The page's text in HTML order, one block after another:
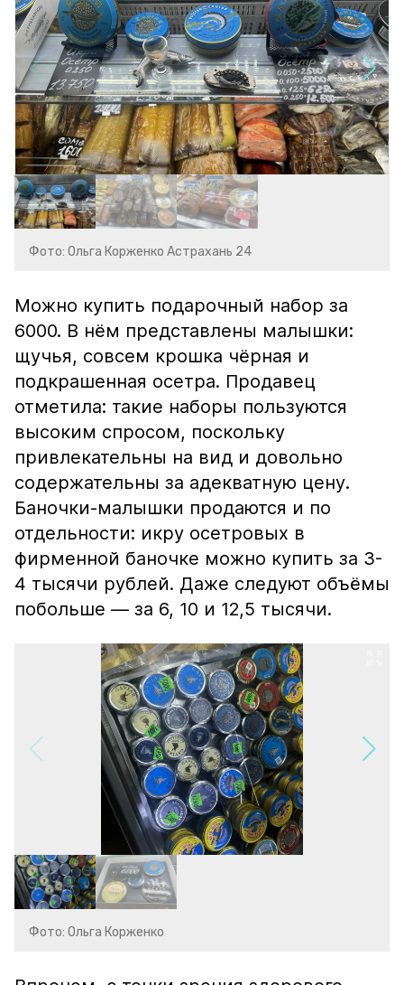
Фото: Ольга Корженко Астрахань 24
Можно купить подарочный набор за
6000. В нём представлены малышки:
щучья, совсем крошка чёрная и
подкрашенная осетра. Продавец
отметила: такие наборы пользуются
высоким спросом, поскольку
привлекательны на вид и довольно
содержательны за адекватную цену.
Баночки-малышки продаются и по
отдельности: икру осетровых в
фирменной баночке можно купить за 3-
4 тысячи рублей. Даже следуют объёмы
побольше — за 6, 10 и 12,5 тысячи.
Фото: Ольга Корженко